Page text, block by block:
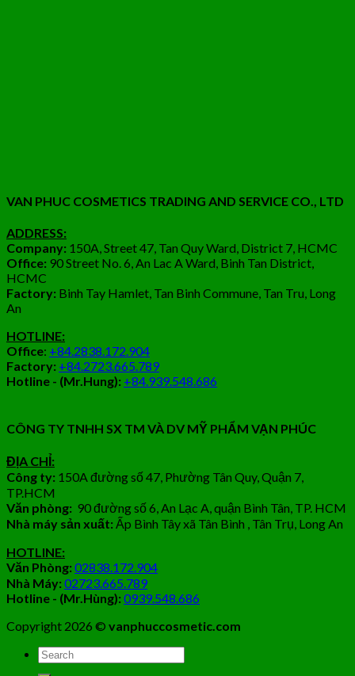
VAN PHUC COSMETICS TRADING AND SERVICE CO., LTD
ADDRESS:
Company: 150A, Street 47, Tan Quy Ward, District 7, HCMC
Office: 90 Street No. 6, An Lac A Ward, Binh Tan District,
HCMC
Factory: Binh Tay Hamlet, Tan Binh Commune, Tan Tru, Long
An
HOTLINE:
Office: +84.2838.172.904
Factory: +84.2723.665.789
Hotline - (Mr.Hung): +84.939.548.686
CÔNG TY TNHH SX TM VÀ DV MỸ PHẨM VẠN PHÚC
ĐỊA CHỈ:
Công ty: 150A đường số 47, Phường Tân Quy, Quận 7,
TP.HCM
Văn phòng: 90 đường số 6, An Lạc A, quận Bình Tân, TP. HCM
Nhà máy sản xuất:Ấp Bình Tây xã Tân Bình , Tân Trụ, Long An
HOTLINE:
Văn Phòng:02838.172.904
Nhà Máy:02723.665.789
Hotline - (Mr.Hùng):0939.548.686
Copyright 2026 © vanphuccosmetic.com
Tìm
kiếm: